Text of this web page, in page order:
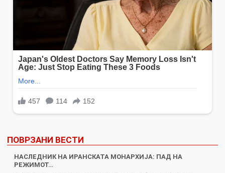
ПОВРЗАНИ ВЕСТИ
НАСЛЕДНИК НА ИРАНСКАТА МОНАРХИЈА: ПАД НА
РЕЖИМОТ…